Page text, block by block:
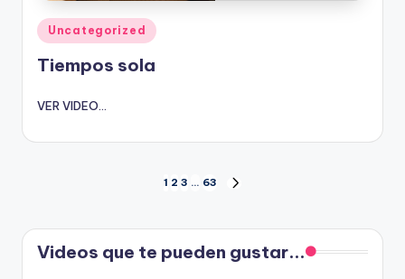
Publicado
en
Uncategorized
Tiempos sola
VER VIDEO...
Paginación
de
entradas
1 2 3 … 63
Videos que te pueden gustar...